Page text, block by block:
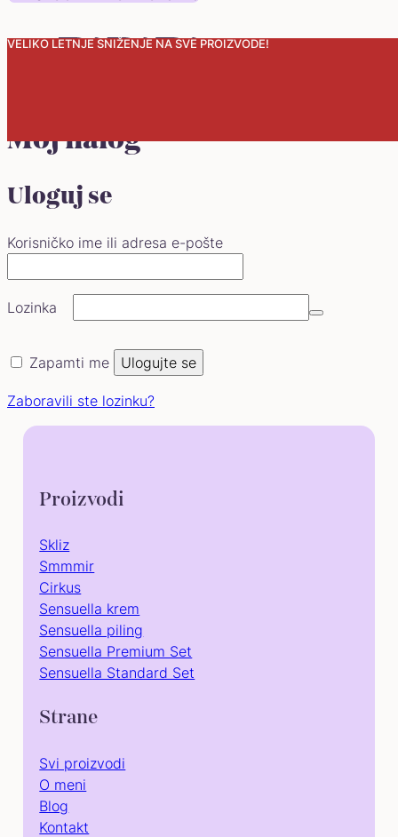
VELIKO LETNJE SNIŽENJE NA SVE PROIZVODE!
0
Moj nalog
Uloguj se
Korisničko ime ili adresa e-pošte
Lozinka
Zapamti me Ulogujte se
Zaboravili ste lozinku?
Proizvodi
Skliz
Smmmir
Cirkus
Sensuella krem
Sensuella piling
Sensuella Premium Set
Sensuella Standard Set
Strane
Svi proizvodi
O meni
Blog
Kontakt